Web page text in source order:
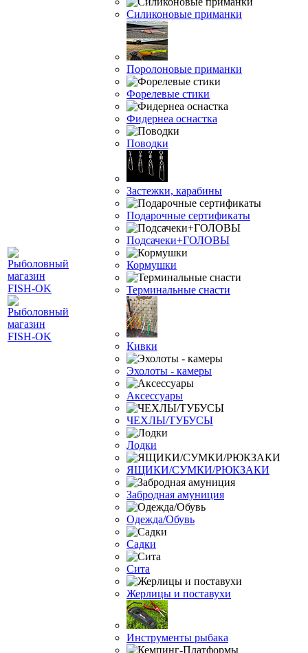
Силиконовые приманки
Поролоновые приманки
Форелевые стики
Фидернеа оснастка
Поводки
Застежки, карабины
Подарочные сертификаты
Подсачеки+ГОЛОВЫ
Кормушки
Терминальные снасти
Кивки
Эхолоты - камеры
Аксессуары
ЧЕХЛЫ/ТУБУСЫ
Лодки
ЯЩИКИ/СУМКИ/РЮКЗАКИ
Забродная амуниция
Одежда/Обувь
Садки
Сита
Жерлицы и поставухи
Инструменты рыбака